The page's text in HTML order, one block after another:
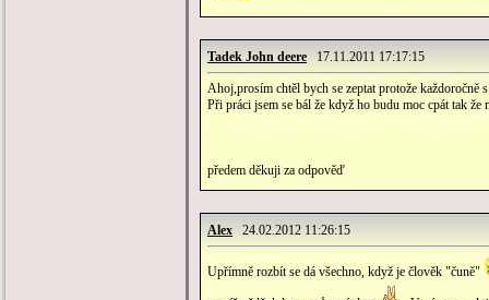
Tadek John deere 17.11.2011 17:17:15
Ahoj,prosím chtěl bych se zeptat protože
Při práci jsem se bál že když ho budu moc cpát tak
předem děkuji za odpověď
Alex 24.02.2012 11:26:15
Upřímně rozbít se dá všechno, když je člověk "čuně"